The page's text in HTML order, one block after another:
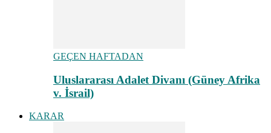
GEÇEN HAFTADAN
Uluslararası Adalet Divanı (Güney Afrika
v. İsrail)
KARAR